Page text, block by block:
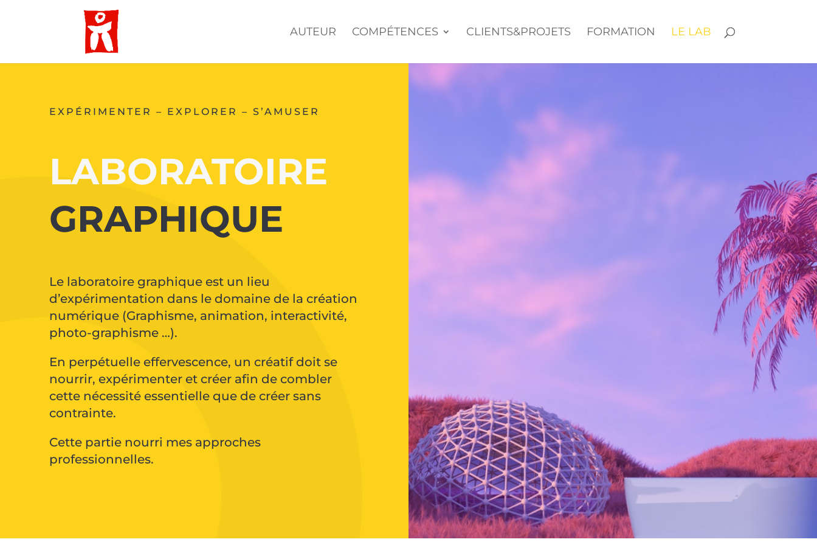
AUTEUR COMPÉTENCES CLIENTS&PROJETS FORMATION LE LAB
EXPÉRIMENTER – EXPLORER – S’AMUSER
LABORATOIRE
GRAPHIQUE
Le laboratoire graphique est un lieu
d’expérimentation dans le domaine de la création
numérique (Graphisme, animation, interactivité,
photo-graphisme …).
En perpétuelle effervescence, un créatif doit se
nourrir, expérimenter et créer afin de combler
cette nécessité essentielle que de créer sans
contrainte.
Cette partie nourri mes approches
professionnelles.